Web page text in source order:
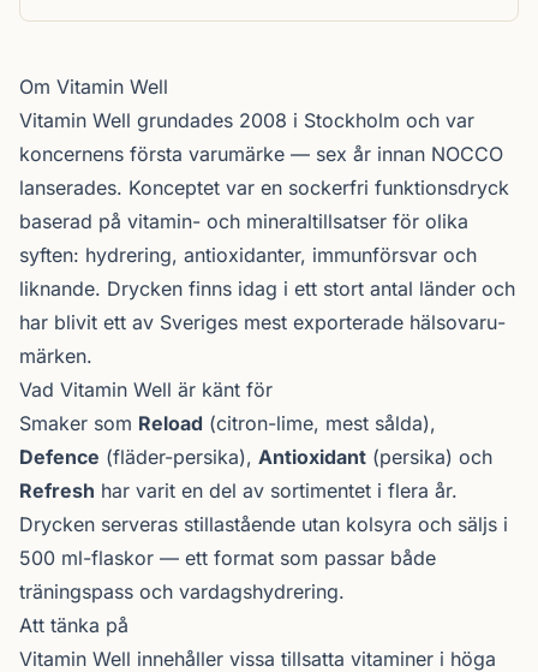
Om Vitamin Well
Vitamin Well grundades 2008 i Stockholm och var
koncernens första varumärke — sex år innan NOCCO
lanserades. Konceptet var en sockerfri funktionsdryck
baserad på vitamin- och mineraltillsatser för olika
syften: hydrering, antioxidanter, immunförsvar och
liknande. Drycken finns idag i ett stort antal länder och
har blivit ett av Sveriges mest exporterade hälsovaru­
märken.
Vad Vitamin Well är känt för
Smaker som Reload (citron-lime, mest sålda),
Defence (fläder-persika), Antioxidant (persika) och
Refresh har varit en del av sortimentet i flera år.
Drycken serveras stillastående utan kolsyra och säljs i
500 ml-flaskor — ett format som passar både
träningspass och vardags­hydrering.
Att tänka på
Vitamin Well innehåller vissa tillsatta vitaminer i höga